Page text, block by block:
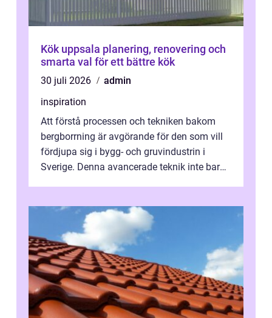
Kök uppsala planering, renovering och
smarta val för ett bättre kök
30 juli 2026
admin
inspiration
Att förstå processen och tekniken bakom
bergborrning är avgörande för den som vill
fördjupa sig i bygg- och gruvindustrin i
Sverige. Denna avancerade teknik inte bara